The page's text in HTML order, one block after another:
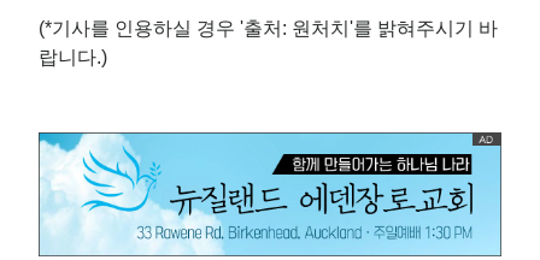
(*기사를 인용하실 경우 '출처: 원처치'를 밝혀주시기 바
랍니다.)